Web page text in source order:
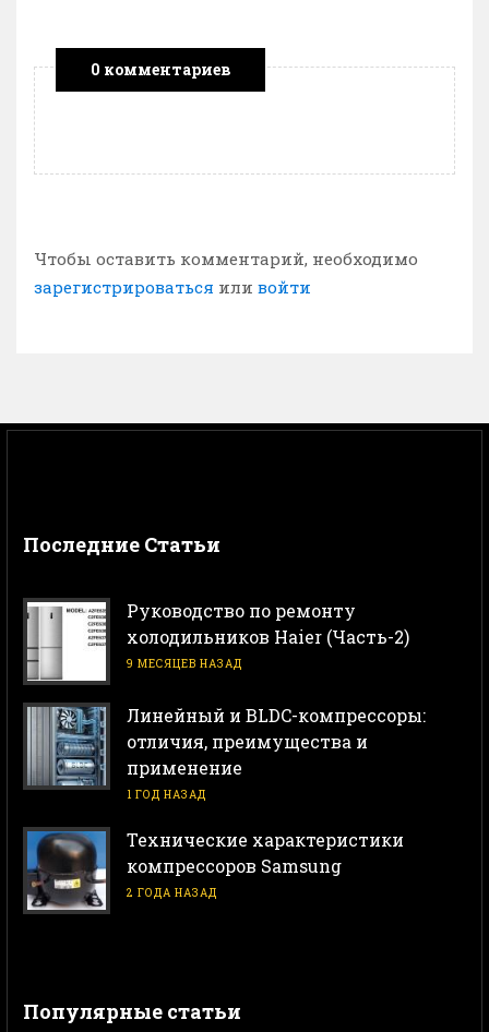
0 комментариев
Чтобы оставить комментарий, необходимо
зарегистрироваться или войти
Последние Статьи
Руководство по ремонту
холодильников Haier (Часть-2)
9 МЕСЯЦЕВ НАЗАД
Линейный и BLDC-компрессоры:
отличия, преимущества и
применение
1 ГОД НАЗАД
Технические характеристики
компрессоров Samsung
2 ГОДА НАЗАД
Популярные статьи